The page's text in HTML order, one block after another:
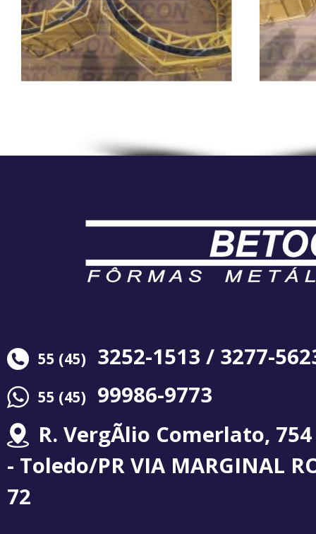
55 (45) 3252-1513 / 3277-
55 (45)
99986-9773
R. VergÃ­lio Comerlato, 754
- Toledo/PR VIA MARGINAL
72